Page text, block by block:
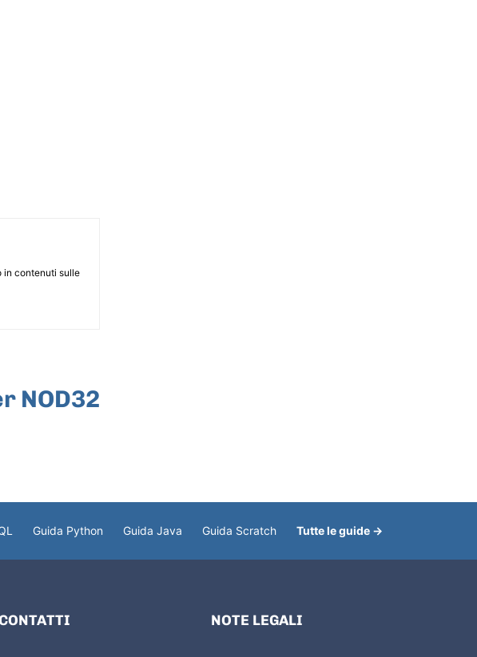
in contenuti sulle
NOD32
Guida Python Guida Java Guida Scratch Tutte le guide →
NOTE LEGALI